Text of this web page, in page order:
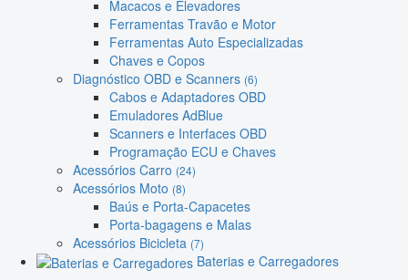
Macacos e Elevadores
Ferramentas Travão e Motor
Ferramentas Auto Especializadas
Chaves e Copos
Diagnóstico OBD e Scanners (6)
Cabos e Adaptadores OBD
Emuladores AdBlue
Scanners e Interfaces OBD
Programação ECU e Chaves
Acessórios Carro (24)
Acessórios Moto (8)
Baús e Porta-Capacetes
Porta-bagagens e Malas
Acessórios Bicicleta (7)
Baterias e Carregadores